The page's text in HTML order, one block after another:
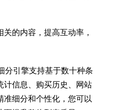
关的内容，提高互动率，
引擎支持基于数十种条
计信息、购买历史、网站
准细分和个性化，您可以